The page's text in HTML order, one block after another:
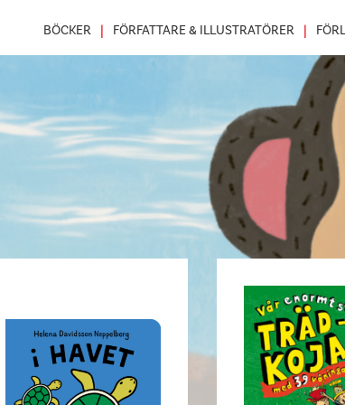
BÖCKER FÖRFATTARE & ILLUSTRATÖRER